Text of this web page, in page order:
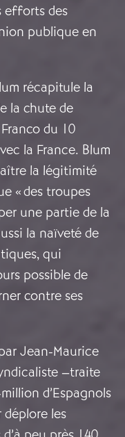
efforts des
publique en
récapitule la
la chute de
du 10
la France. Blum
la légitimité
« des troupes
une partie de la
la naïveté de
qui
possible de
contre ses
Jean-Maurice
–traite
d’Espagnols
déplore les